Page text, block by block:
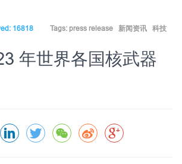
16818 Tags: press release 新闻资讯 科技
年世界各国核武器